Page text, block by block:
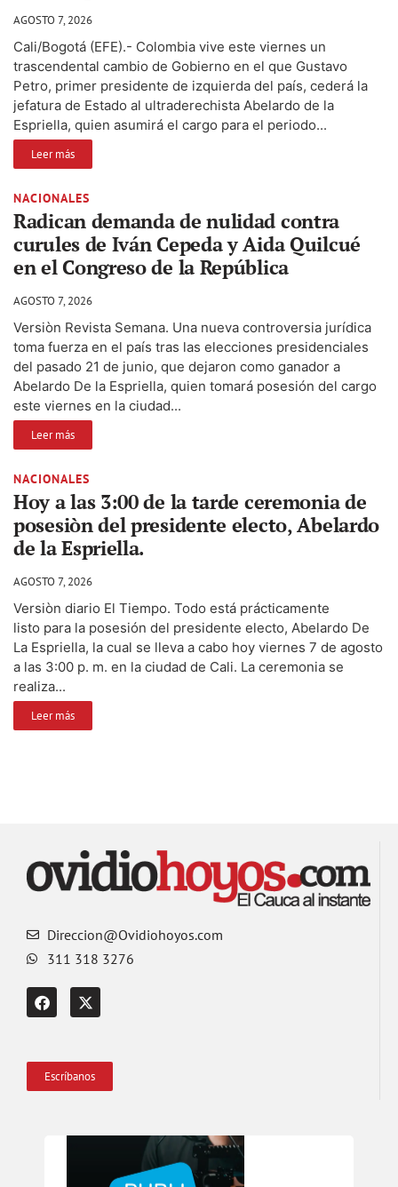
AGOSTO 7, 2026
Cali/Bogotá (EFE).- Colombia vive este viernes un
trascendental cambio de Gobierno en el que Gustavo
Petro, primer presidente de izquierda del país, cederá la
jefatura de Estado al ultraderechista Abelardo de la
Espriella, quien asumirá el cargo para el periodo...
Leer más
NACIONALES
Radican demanda de nulidad contra
curules de Iván Cepeda y Aida Quilcué
en el Congreso de la República
AGOSTO 7, 2026
Versiòn Revista Semana. Una nueva controversia jurídica
toma fuerza en el país tras las elecciones presidenciales
del pasado 21 de junio, que dejaron como ganador a
Abelardo De la Espriella, quien tomará posesión del cargo
este viernes en la ciudad...
Leer más
NACIONALES
Hoy a las 3:00 de la tarde ceremonia de
posesiòn del presidente electo, Abelardo
de la Espriella.
AGOSTO 7, 2026
Versiòn diario El Tiempo. Todo está prácticamente
listo para la posesión del presidente electo, Abelardo De
La Espriella, la cual se lleva a cabo hoy viernes 7 de agosto
a las 3:00 p. m. en la ciudad de Cali. La ceremonia se
realiza...
Leer más
Direccion@Ovidiohoyos.com
311 318 3276
Escríbanos